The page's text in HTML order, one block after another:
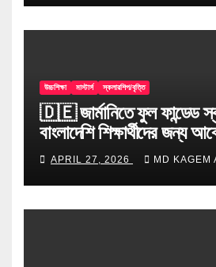
উচ্চশিক্ষা মাস্টার্স স্কলারশিপ/বৃত্তি
🇩🇪 জার্মানিতে ফুল ফান্ডেড
বাংলাদেশি শিক্ষার্থীদের জন্য
টিপস
APRIL 27, 2026 MD KAGEM